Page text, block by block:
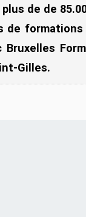
de de
de
Bruxelles
Gilles.